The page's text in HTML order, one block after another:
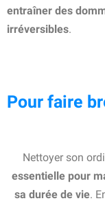
entraîner des
irréversibles.
Pour faire
Nettoyer son
essentielle pour
sa durée de vie.